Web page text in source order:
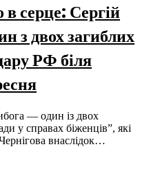
серце: Сергій
з двох загиблих
РФ біля
— один із двох
у справах біженців”, які
внаслідок…